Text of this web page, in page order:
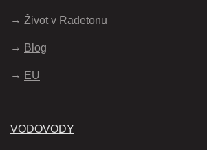
Život v Radetonu
Blog
EU
VODOVODY